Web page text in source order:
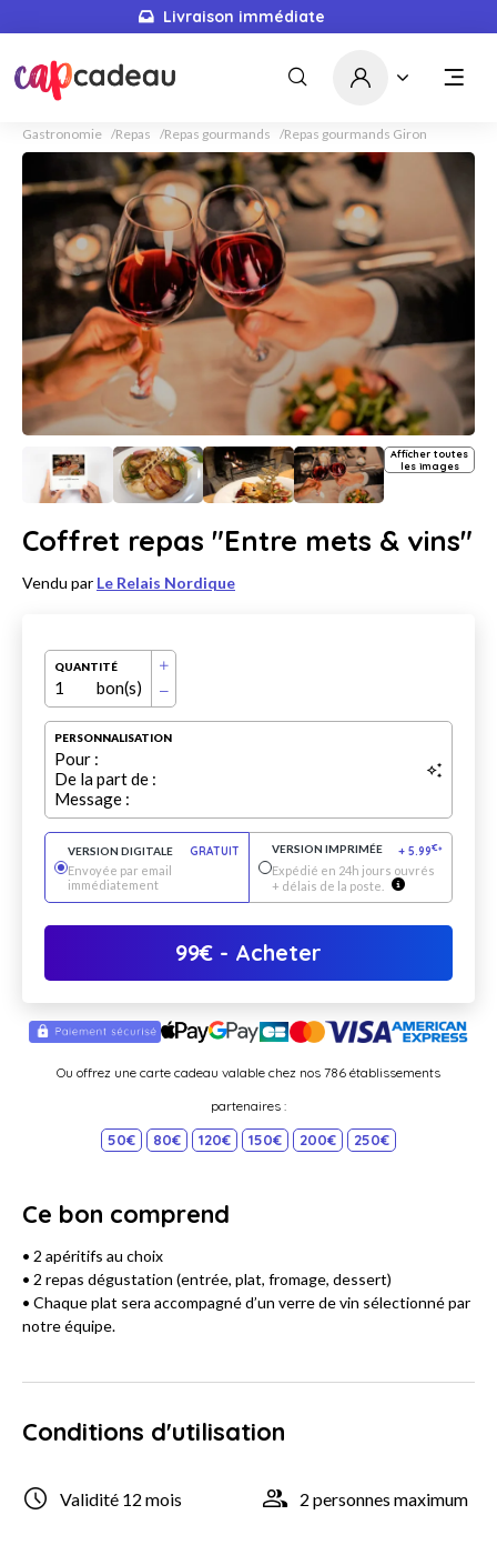
Livraison immédiate
Gastronomie Repas Repas gourmands Repas gourmands Giron
Afficher toutes
les images
Coffret repas "Entre mets & vins"
Vendu par Le Relais Nordique
QUANTITÉ
1 bon(s)
PERSONNALISATION
Pour :
De la part de :
Message :
VERSION DIGITALE
GRATUIT
Envoyée par email
immédiatement
VERSION IMPRIMÉE + 5.99€*
Expédié en 24h jours ouvrés
+ délais de la poste.
99€ - Acheter
Ou offrez une carte cadeau valable chez nos 786 établissements
partenaires :
50€ 80€ 120€ 150€ 200€ 250€
Ce bon comprend
• 2 apéritifs au choix
• 2 repas dégustation (entrée, plat, fromage, dessert)
• Chaque plat sera accompagné d’un verre de vin sélectionné par
notre équipe.
Conditions d'utilisation
Validité 12 mois 2 personnes maximum